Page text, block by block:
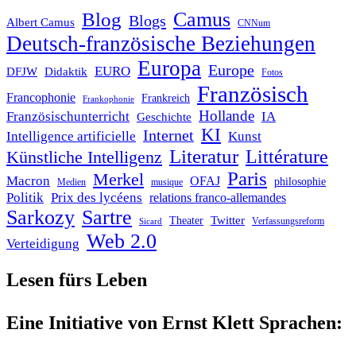
Albert Camus Blog Blogs Camus CNNum
Deutsch-französische Beziehungen
DFJW Didaktik EURO Europa Europe Fotos
Francophonie Frankophonie Frankreich Französisch
Französischunterricht Geschichte Hollande IA
Intelligence artificielle Internet KI Kunst
Künstliche Intelligenz Literatur Littérature
Macron Medien Merkel musique OFAJ Paris philosophie
Politik Prix des lycéens relations franco-allemandes
Sarkozy Sartre Sicard Theater Twitter Verfassungsreform
Verteidigung Web 2.0
Lesen fürs Leben
Eine Initiative von Ernst Klett Sprachen: